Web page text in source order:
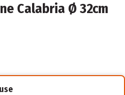
Calabria Ø 32cm